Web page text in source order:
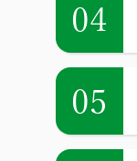
04
05